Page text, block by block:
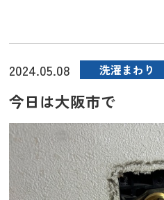
2024.05.08 洗濯まわり
今日は大阪市で